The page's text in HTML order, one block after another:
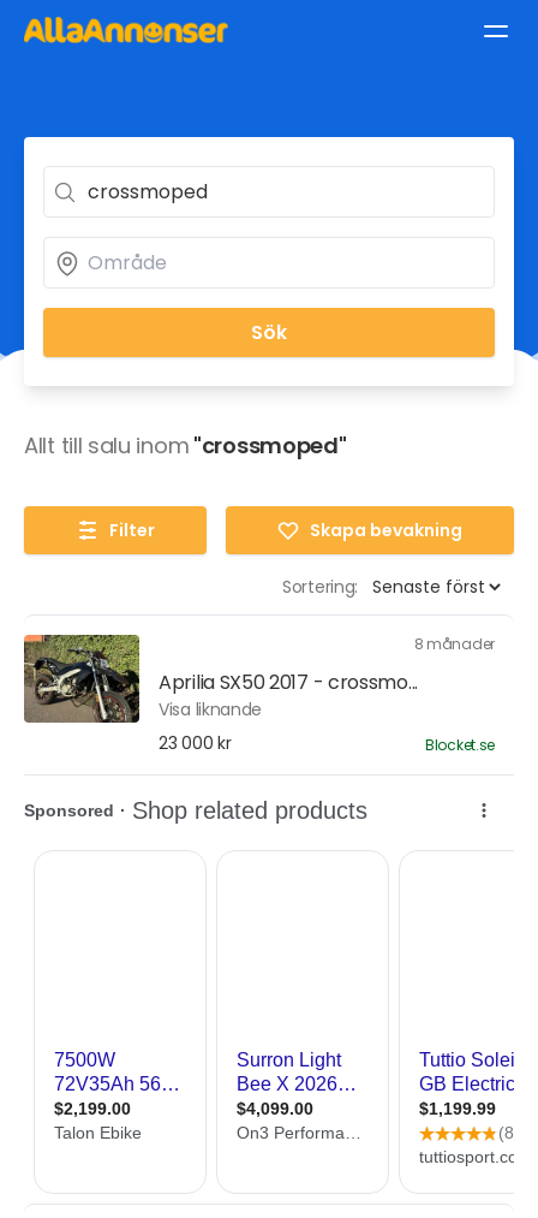
Sök
Allt till salu inom "crossmoped"
Filter Skapa bevakning
Sortering:
8 månader
Aprilia SX50 2017 - crossmo...
Visa liknande
23 000 kr
Blocket.se